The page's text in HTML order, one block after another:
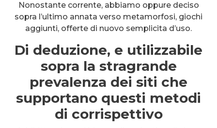
Nonostante corrente, abbiamo oppure deciso
sopra l’ultimo annata verso metamorfosi, giochi
aggiunti, offerte di nuovo semplicita d’uso.
Di deduzione, e utilizzabile
sopra la stragrande
prevalenza dei siti che
supportano questi metodi
di corrispettivo